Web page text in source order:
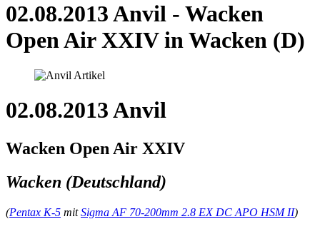
02.08.2013 Anvil - Wacken
Open Air XXIV in Wacken (D)
02.08.2013 Anvil
Wacken Open Air XXIV
Wacken (Deutschland)
(Pentax K-5 mitSigma AF 70-200mm 2.8 EX DC APO HSM II)